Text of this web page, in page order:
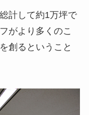
計して約1万坪で
がより多くのこ
創るということ